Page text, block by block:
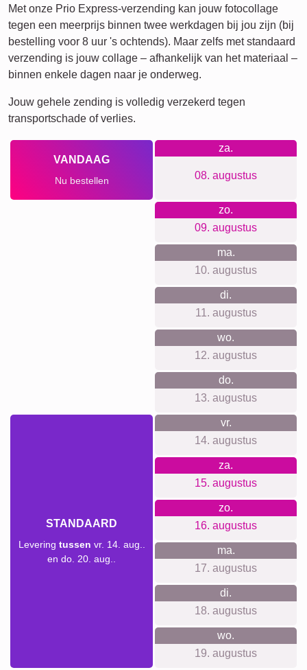
Met onze Prio Express-verzending kan jouw fotocollage
tegen een meerprijs binnen twee werkdagen bij jou zijn (bij
bestelling voor 8 uur 's ochtends). Maar zelfs met standaard
verzending is jouw collage – afhankelijk van het materiaal –
binnen enkele dagen naar je onderweg.
Jouw gehele zending is volledig verzekerd tegen
transportschade of verlies.
VANDAAG
Nu bestellen
za.
08. augustus
zo.
09. augustus
ma.
10. augustus
di.
11. augustus
wo.
12. augustus
do.
13. augustus
STANDAARD
Levering tussen vr. 14. aug..
en do. 20. aug..
vr.
14. augustus
za.
15. augustus
zo.
16. augustus
ma.
17. augustus
di.
18. augustus
wo.
19. augustus